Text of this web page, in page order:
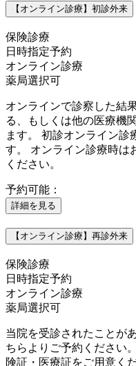
【オンライン診療】初診外来
保険診療
日時指定予約
オンライン診療
薬局選択可
オンラインで診察した結
る、もしくは他の医療機
ます。 初診オンライン診
す。 オンライン診療時は
ください。
予約可能：
詳細を見る
【オンライン診療】再診外来
保険診療
日時指定予約
オンライン診療
薬局選択可
当院を受診されたことが
ちらよりご予約ください
険証・医療証をご用意く